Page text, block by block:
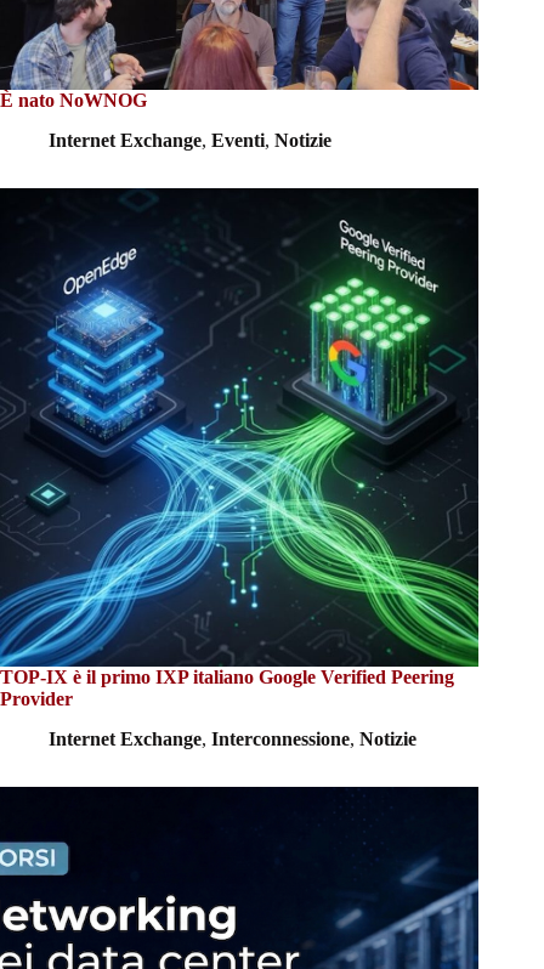
È nato NoWNOG
Internet Exchange, Eventi, Notizie
TOP-IX è il primo IXP italiano Google Verified Peering
Provider
Internet Exchange, Interconnessione, Notizie